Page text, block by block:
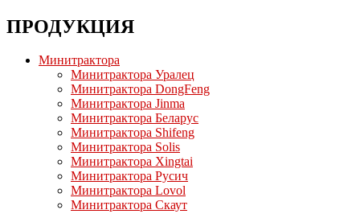
ПРОДУКЦИЯ
Минитрактора
Минитрактора Уралец
Минитрактора DongFeng
Минитрактора Jinma
Минитрактора Беларус
Минитрактора Shifeng
Минитрактора Solis
Минитрактора Xingtai
Минитрактора Русич
Минитрактора Lovol
Минитрактора Скаут